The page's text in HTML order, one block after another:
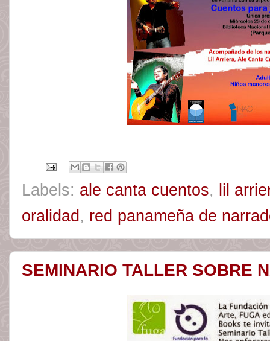
Labels: ale canta cuentos, lil
oralidad , red panameña de
SEMINARIO TALLER SOBRE